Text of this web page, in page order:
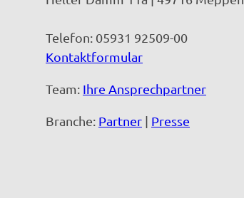
Telefon: 05931 92509-00
Kontaktformular
Team: Ihre Ansprechpartner
Branche: Partner | Presse